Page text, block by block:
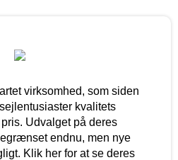
virksomhed, som siden
kvalitets
Udvalget på deres
endnu, men nye
Klik her for at se deres